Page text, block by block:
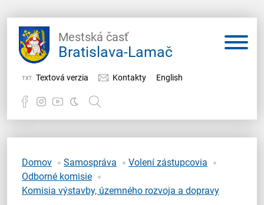
Mestská časť
Bratislava-Lamač
Textová verzia Kontakty English
Samospráva
Miestny úrad
Domov Samospráva
Volení zástupcovia
Odborné komisie
Komisia výstavby, územného rozvoja a dopravy